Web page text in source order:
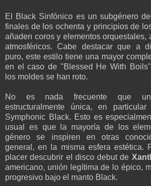
El Black Sinfónico es un subgénero
finales de los ochenta y principios de
añaden coros y elementos orquestales,
atmosféricos. Cabe destacar que a
puro, este estilo tiene una mayor
en el caso de "Blessed He With
los moldes se han roto.
No es nada frecuente que
estructuralmente única, en
Symphonic Black. Esto es
usual es que la mayoría de los
género se inspiren en otras
general, en la misma esfera estética.
placer descubrir el disco debut de
americano, unión legítima de lo épico,
progresivo bajo el manto Black.